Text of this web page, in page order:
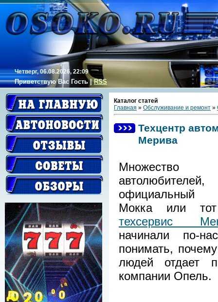
Четверг, 06.08.2026, 22:09
Приветствую Вас Гость|RSS
Каталог статей
Главная » Обслуживание и ремонт »
Техцентр
Мерива
Множество
автолюбителей,
официальный
Мокка или
техсервис
начинали по-
понимать,
людей отдает
компании Опель.